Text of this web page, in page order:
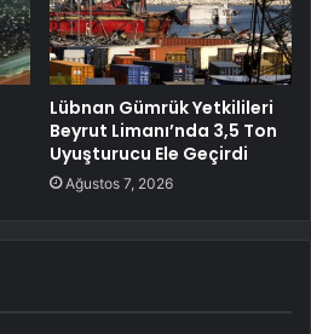
Lübnan Gümrük Yetkilileri
Beyrut Limanı’nda 3,5 Ton
Uyuşturucu Ele Geçirdi
Ağustos 7, 2026